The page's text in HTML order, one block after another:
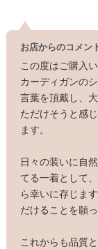
お店からのコメン
この度はご購入
カーディガンの
言葉を頂戴し、
ただけそうと感
ます。
日々の装いに自
てる一着として
ら幸いに存じま
だけることを願っ
これからも品質